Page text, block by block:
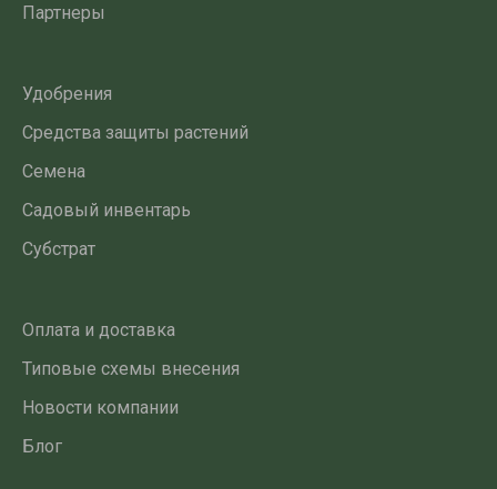
Партнеры
Удобрения
Средства защиты растений
Семена
Садовый инвентарь
Субстрат
Оплата и доставка
Типовые схемы внесения
Новости компании
Блог